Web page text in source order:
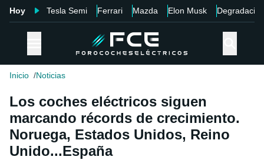
Hoy Tesla Semi Ferrari Mazda Elon Musk Degradación
Inicio Noticias
Los coches eléctricos siguen
marcando récords de crecimiento.
Noruega, Estados Unidos, Reino
Unido...España